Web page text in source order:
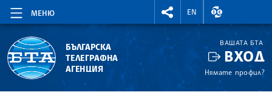
МЕНЮ
RIGHTMENU.SOCIAL
EN
ВАЛУТНИ
БЪЛГАРСКА
ТЕЛЕГРАФНА
АГЕНЦИЯ
ВАШАТА БТА
ВХОД
Нямате профил?